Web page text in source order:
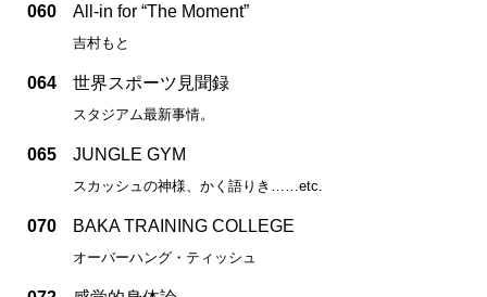
060 All-in for “The Moment”
吉村もと
064 世界スポーツ見聞録
スタジアム最新事情。
065 JUNGLE GYM
スカッシュの神様、かく語りき……etc.
070 BAKA TRAINING COLLEGE
オーバーハング・ティッシュ